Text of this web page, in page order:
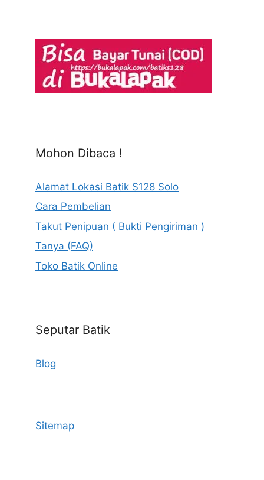
Mohon Dibaca !
Alamat Lokasi Batik S128 Solo
Cara Pembelian
Takut Penipuan ( Bukti Pengiriman )
Tanya (FAQ)
Toko Batik Online
Seputar Batik
Blog
Sitemap